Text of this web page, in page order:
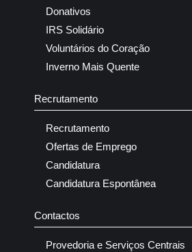
Donativos
IRS Solidário
Voluntários do Coração
Inverno Mais Quente
Recrutamento
Recrutamento
Ofertas de Emprego
Candidatura
Candidatura Espontânea
Contactos
Provedoria e Serviços Centrais